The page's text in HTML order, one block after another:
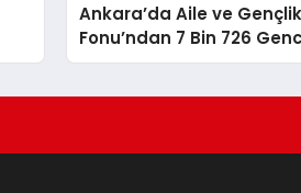
Ankara’da Aile ve Gençlik
Fonu’ndan 7 Bin 726
Faizsiz Evlilik Kredisi